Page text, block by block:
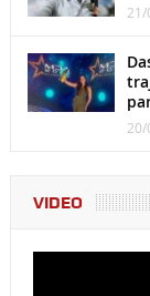
21/
20/
VIDEO